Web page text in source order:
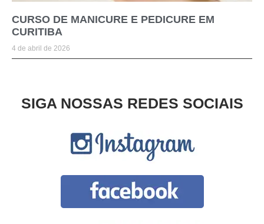
CURSO DE MANICURE E PEDICURE EM
CURITIBA
4 de abril de 2026
SIGA NOSSAS REDES SOCIAIS